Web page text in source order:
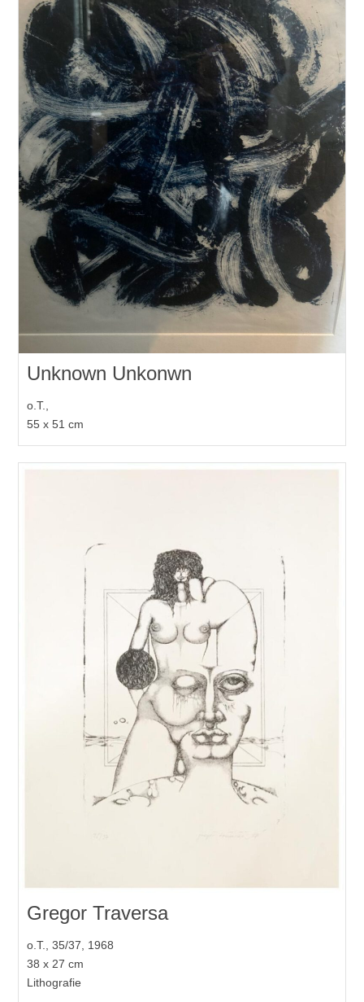
Unknown Unkonwn
o.T.,
55 x 51 cm
Gregor Traversa
o.T., 35/37, 1968
38 x 27 cm
Lithografie